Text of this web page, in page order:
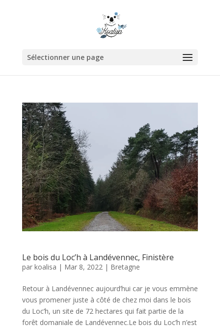
Sélectionner une page
Le bois du Loc’h à Landévennec, Finistère
par koalisa | Mar 8, 2022 | Bretagne
Retour à Landévennec aujourd’hui car je vous emmène
vous promener juste à côté de chez moi dans le bois
du Loc’h, un site de 72 hectares qui fait partie de la
forêt domaniale de Landévennec.Le bois du Loc’h n’est